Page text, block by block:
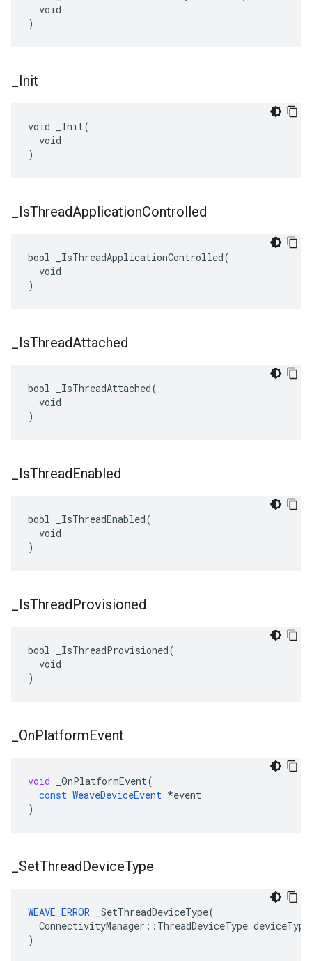
  void
)
Init
void _Init(
  void
)
IsThreadApplicationControlled
bool _IsThreadApplicationControlled(
  void
)
IsThreadAttached
bool _IsThreadAttached(
  void
)
IsThreadEnabled
bool _IsThreadEnabled(
  void
)
IsThreadProvisioned
bool _IsThreadProvisioned(
  void
)
OnPlatformEvent
void _OnPlatformEvent(
const WeaveDeviceEvent *event
)
SetThreadDeviceType
WEAVE_ERROR _SetThreadDeviceType(
  ConnectivityManager::ThreadDeviceType deviceType
)